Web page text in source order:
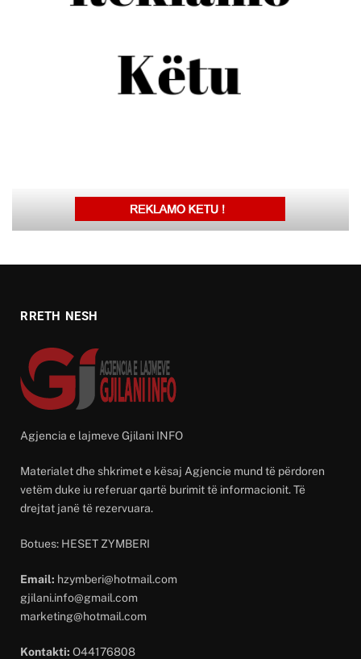
RRETH NESH
Agjencia e lajmeve Gjilani INFO
Materialet dhe shkrimet e kësaj Agjencie mund të përdoren
vetëm duke iu referuar qartë burimit të informacionit. Të
drejtat janë të rezervuara.
Botues: HESET ZYMBERI
Email: hzymberi@hotmail.com
gjilani.info@gmail.com
marketing@hotmail.com
Kontakti: O44176808